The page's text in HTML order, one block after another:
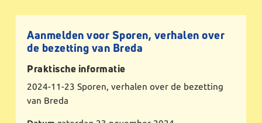
Aanmelden voor Sporen, verhalen over
de bezetting van Breda
Praktische informatie
2024-11-23 Sporen, verhalen over de bezetting
van Breda